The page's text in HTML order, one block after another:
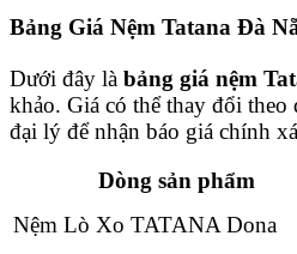
Bảng Giá Nệm Tatana Đà
Dưới đây là bảng giá nệm
khảo. Giá có thể thay đổi
đại lý để nhận báo giá chính
Dòng sản phẩm
Nệm Lò Xo TATANA Dona